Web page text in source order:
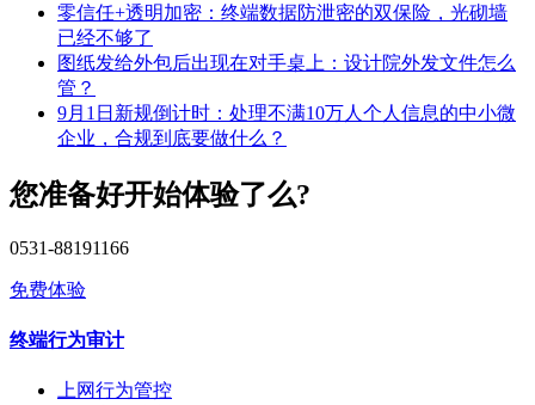
零信任+透明加密：终端数据防泄密的双保险，光砌墙
已经不够了
图纸发给外包后出现在对手桌上：设计院外发文件怎么
管？
9月1日新规倒计时：处理不满10万人个人信息的中小微
企业，合规到底要做什么？
您准备好开始体验了么?
0531-88191166
免费体验
终端行为审计
上网行为管控